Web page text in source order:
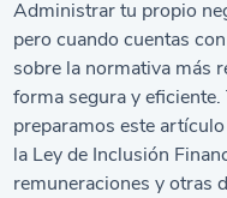
Administrar tu propio
pero cuando cuentas
sobre la normativa más
forma segura y
preparamos este
la Ley de Inclusión
remuneraciones y otras